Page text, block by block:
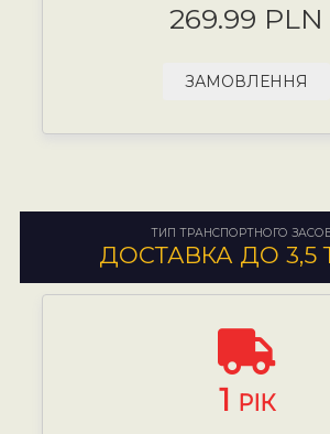
269.99 PLN
ЗАМОВЛЕННЯ
ТИП ТРАНСПОРТНОГО
ДОСТАВКА ДО 3,5
1 РІК